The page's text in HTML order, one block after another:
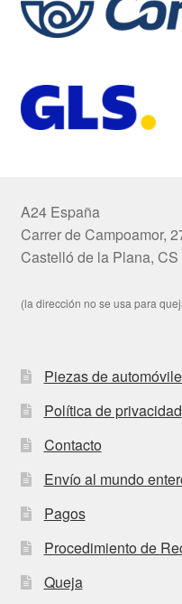
A24 España
Carrer de Campoamor,
Castelló de la Plana, CS
(la dirección no se usa para
Piezas de
Política de privacidad
Contacto
Envío al mundo
Pagos
Procedimiento de
Queja